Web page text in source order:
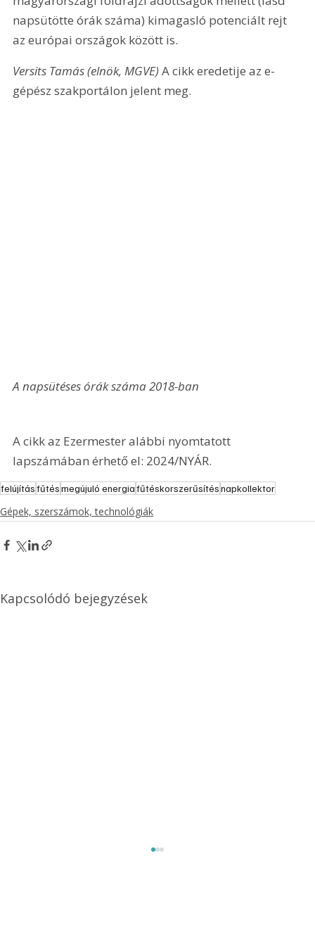
napsütötte órák száma) kimagasló potenciált rejt
az európai országok között is.
Versits Tamás (elnök, MGVE) A cikk eredetije az e-
gépész szakportálon jelent meg.
A napsütéses órák száma 2018-ban
A cikk az Ezermester alábbi nyomtatott
lapszámában érhető el: 2024/NYÁR.
felújításfűtésmegújuló energiafűtéskorszerűsítésnapkollektor
Gépek, szerszámok, technológiák
Kapcsolódó bejegyzések